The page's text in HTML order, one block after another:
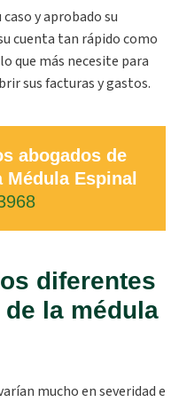
y aprobado su
cuenta tan rápido como
que más necesite para
sus facturas y gastos.
abogados de
Espinal
diferentes
la médula
mucho en severidad e